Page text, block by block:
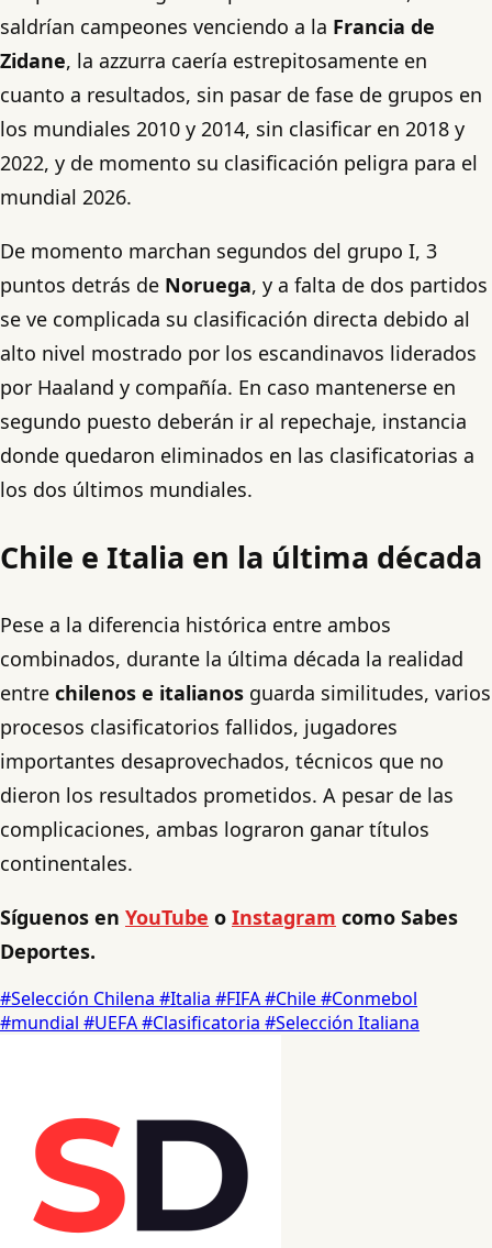
saldrían campeones venciendo a la Francia de
Zidane, la azzurra caería estrepitosamente en
cuanto a resultados, sin pasar de fase de grupos en
los mundiales 2010 y 2014, sin clasificar en 2018 y
2022, y de momento su clasificación peligra para el
mundial 2026.
De momento marchan segundos del grupo I, 3
puntos detrás de Noruega, y a falta de dos partidos
se ve complicada su clasificación directa debido al
alto nivel mostrado por los escandinavos liderados
por Haaland y compañía. En caso mantenerse en
segundo puesto deberán ir al repechaje, instancia
donde quedaron eliminados en las clasificatorias a
los dos últimos mundiales.
Chile e Italia en la última década
Pese a la diferencia histórica entre ambos
combinados, durante la última década la realidad
entre chilenos e italianos guarda similitudes, varios
procesos clasificatorios fallidos, jugadores
importantes desaprovechados, técnicos que no
dieron los resultados prometidos. A pesar de las
complicaciones, ambas lograron ganar títulos
continentales.
Síguenos en YouTube o Instagram como Sabes
Deportes.
#Selección Chilena #Italia #FIFA#Chile#Conmebol
#mundial #UEFA#Clasificatoria #Selección Italiana